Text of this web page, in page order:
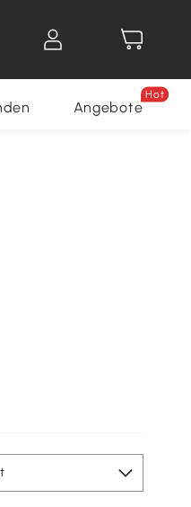
Angebote
Hot